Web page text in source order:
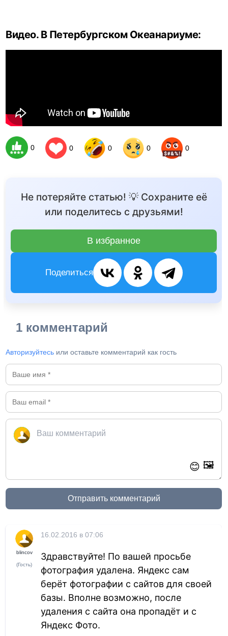
Видео. В Петербургском Океанариуме:
0 0 0 0 0
Не потеряйте статью! 💡 Сохраните её
или поделитесь с друзьями!
В избранное
Поделиться
1 комментарий
Авторизуйтесь или оставьте комментарий как гость
😊 🖼️
Отправить комментарий
blincov
(Гость)
16.02.2016 в 07:06
Здравствуйте! По вашей просьбе
фотография удалена. Яндекс сам
берёт фотографии с сайтов для своей
базы. Вполне возможно, после
удаления с сайта она пропадёт и с
Яндекс Фото.